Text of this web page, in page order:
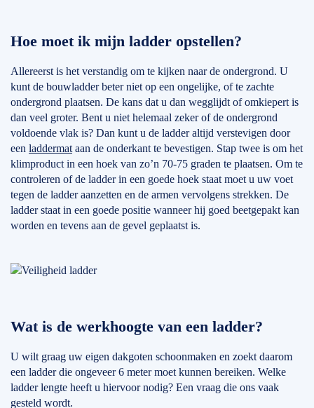
Hoe moet ik mijn ladder opstellen?
Allereerst is het verstandig om te kijken naar de ondergrond. U
kunt de bouwladder beter niet op een ongelijke, of te zachte
ondergrond plaatsen. De kans dat u dan wegglijdt of omkiepert is
dan veel groter. Bent u niet helemaal zeker of de ondergrond
voldoende vlak is? Dan kunt u de ladder altijd verstevigen door
een laddermat aan de onderkant te bevestigen. Stap twee is om het
klimproduct in een hoek van zo’n 70-75 graden te plaatsen. Om te
controleren of de ladder in een goede hoek staat moet u uw voet
tegen de ladder aanzetten en de armen vervolgens strekken. De
ladder staat in een goede positie wanneer hij goed beetgepakt kan
worden en tevens aan de gevel geplaatst is.
Wat is de werkhoogte van een ladder?
U wilt graag uw eigen dakgoten schoonmaken en zoekt daarom
een ladder die ongeveer 6 meter moet kunnen bereiken. Welke
ladder lengte heeft u hiervoor nodig? Een vraag die ons vaak
gesteld wordt.